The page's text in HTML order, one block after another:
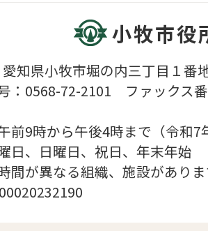
小牧市役
愛知県小牧市堀の内三丁目１番
：0568-72-2101 ファックス
前9時から午後4時まで（令
日、日曜日、祝日、年末年始
間が異なる組織、施設があり